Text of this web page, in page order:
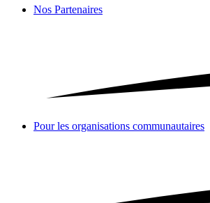
Nos Partenaires
Pour les organisations communautaires